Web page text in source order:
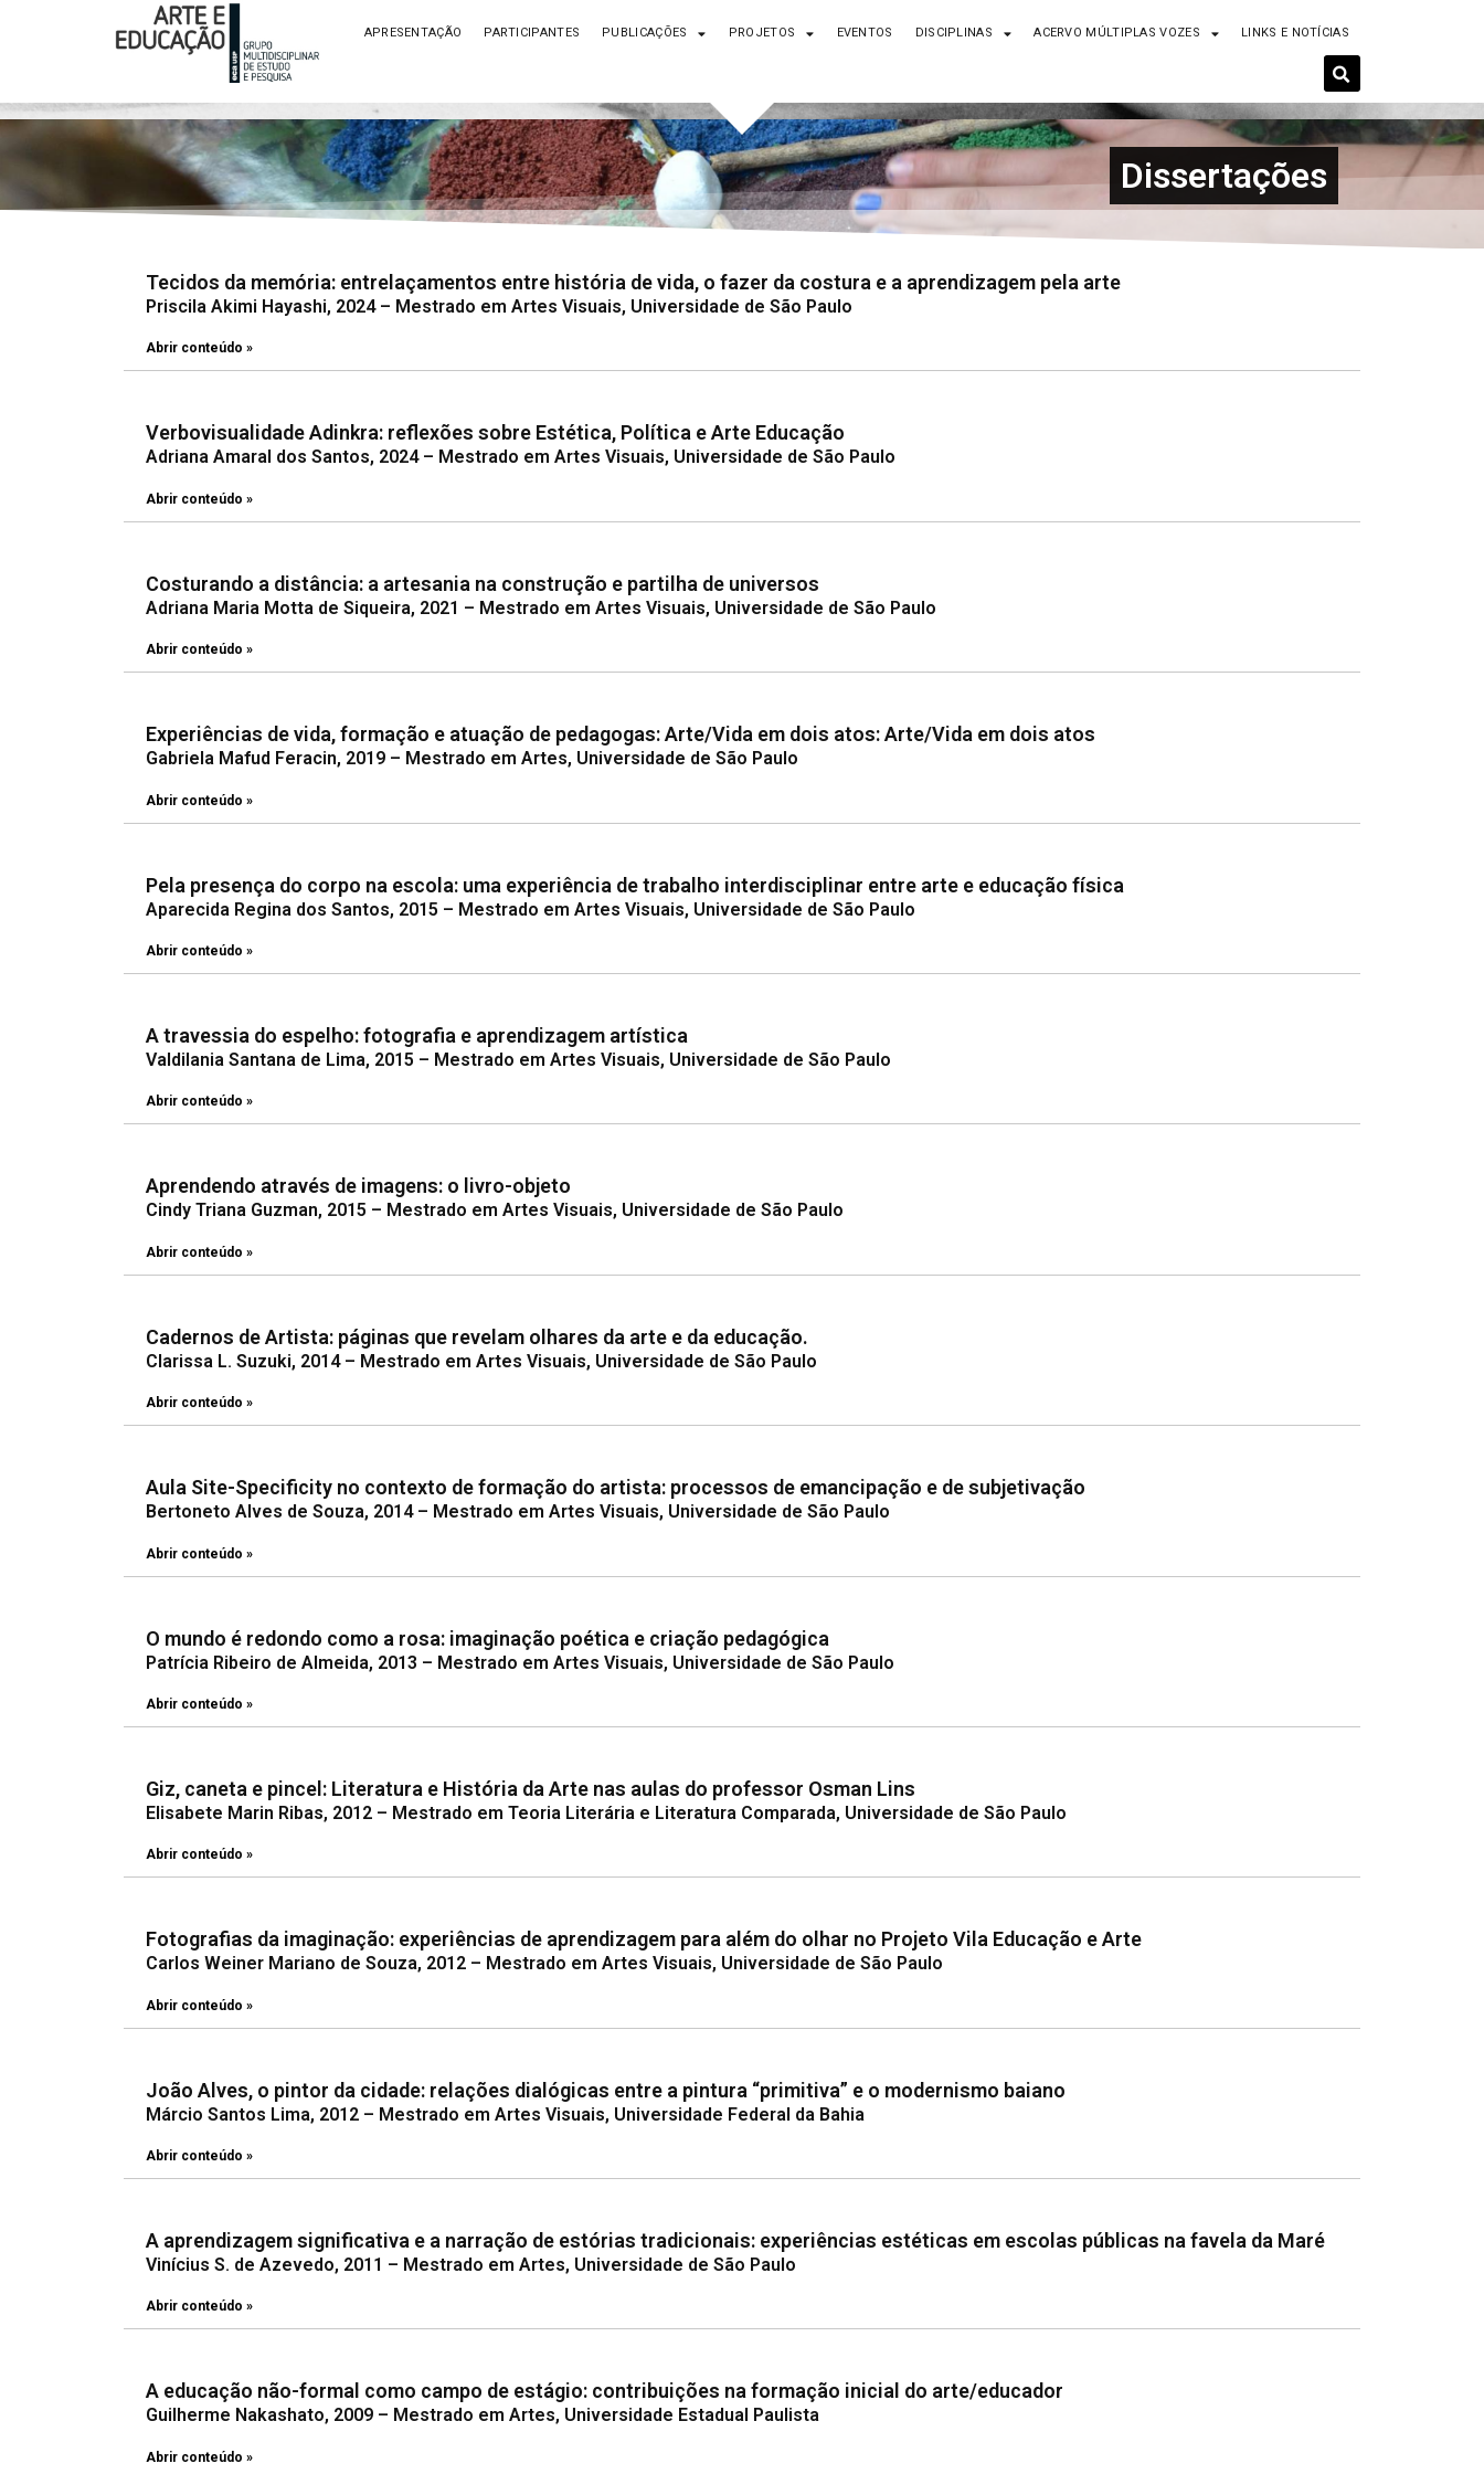
APRESENTAÇÃO PARTICIPANTES PUBLICAÇÕES PROJETOS EVENTOS DISCIPLINAS ACERVO MÚLTIPLAS VOZES LINKS E NOTÍCIAS
Dissertações
Tecidos da memória: entrelaçamentos entre história de vida, o fazer da costura e a aprendizagem pela arte
Priscila Akimi Hayashi, 2024 – Mestrado em Artes Visuais, Universidade de São Paulo
Abrir conteúdo »
Verbovisualidade Adinkra: reflexões sobre Estética, Política e Arte Educação
Adriana Amaral dos Santos, 2024 – Mestrado em Artes Visuais, Universidade de São Paulo
Abrir conteúdo »
Costurando a distância: a artesania na construção e partilha de universos
Adriana Maria Motta de Siqueira, 2021 – Mestrado em Artes Visuais, Universidade de São Paulo
Abrir conteúdo »
Experiências de vida, formação e atuação de pedagogas: Arte/Vida em dois atos: Arte/Vida em dois atos
Gabriela Mafud Feracin, 2019 – Mestrado em Artes, Universidade de São Paulo
Abrir conteúdo »
Pela presença do corpo na escola: uma experiência de trabalho interdisciplinar entre arte e educação física
Aparecida Regina dos Santos, 2015 – Mestrado em Artes Visuais, Universidade de São Paulo
Abrir conteúdo »
A travessia do espelho: fotografia e aprendizagem artística
Valdilania Santana de Lima, 2015 – Mestrado em Artes Visuais, Universidade de São Paulo
Abrir conteúdo »
Aprendendo através de imagens: o livro-objeto
Cindy Triana Guzman, 2015 – Mestrado em Artes Visuais, Universidade de São Paulo
Abrir conteúdo »
Cadernos de Artista: páginas que revelam olhares da arte e da educação.
Clarissa L. Suzuki, 2014 – Mestrado em Artes Visuais, Universidade de São Paulo
Abrir conteúdo »
Aula Site-Specificity no contexto de formação do artista: processos de emancipação e de subjetivação
Bertoneto Alves de Souza, 2014 – Mestrado em Artes Visuais, Universidade de São Paulo
Abrir conteúdo »
O mundo é redondo como a rosa: imaginação poética e criação pedagógica
Patrícia Ribeiro de Almeida, 2013 – Mestrado em Artes Visuais, Universidade de São Paulo
Abrir conteúdo »
Giz, caneta e pincel: Literatura e História da Arte nas aulas do professor Osman Lins
Elisabete Marin Ribas, 2012 – Mestrado em Teoria Literária e Literatura Comparada, Universidade de São Paulo
Abrir conteúdo »
Fotografias da imaginação: experiências de aprendizagem para além do olhar no Projeto Vila Educação e Arte
Carlos Weiner Mariano de Souza, 2012 – Mestrado em Artes Visuais, Universidade de São Paulo
Abrir conteúdo »
João Alves, o pintor da cidade: relações dialógicas entre a pintura “primitiva” e o modernismo baiano
Márcio Santos Lima, 2012 – Mestrado em Artes Visuais, Universidade Federal da Bahia
Abrir conteúdo »
A aprendizagem significativa e a narração de estórias tradicionais: experiências estéticas em escolas públicas na favela da Maré
Vinícius S. de Azevedo, 2011 – Mestrado em Artes, Universidade de São Paulo
Abrir conteúdo »
A educação não-formal como campo de estágio: contribuições na formação inicial do arte/educador
Guilherme Nakashato, 2009 – Mestrado em Artes, Universidade Estadual Paulista
Abrir conteúdo »